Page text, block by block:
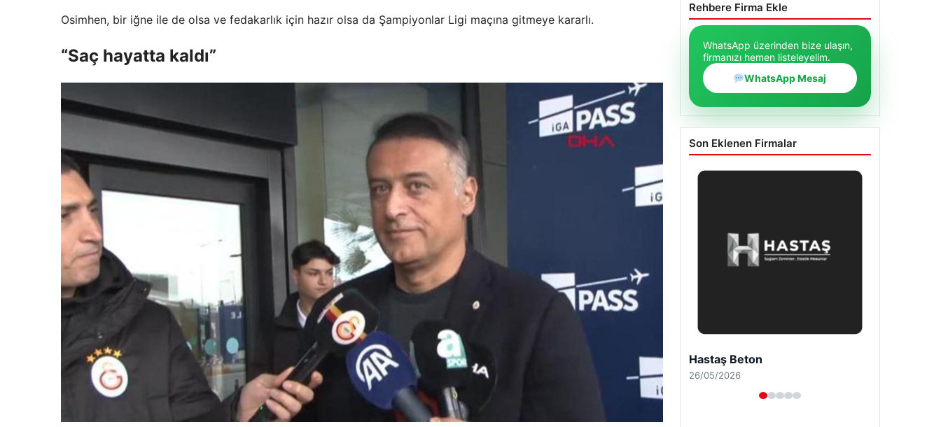
Osimhen, bir iğne ile de olsa ve fedakarlık için hazır olsa da Şampiyonlar Ligi maçına gitmeye kararlı.
“Saç hayatta kaldı”
Rehbere Firma Ekle
WhatsApp üzerinden bize ulaşın,
firmanızı hemen listeleyelim.
WhatsApp Mesaj
Son Eklenen Firmalar
Enes Kaplan Avukatlık Bürosu
28/04/2026